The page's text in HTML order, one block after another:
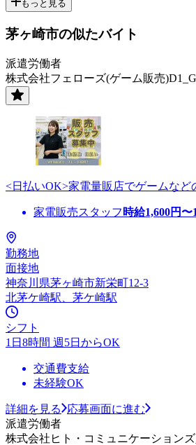
もっと見る
茅ヶ崎市の似たバイト
派遣労働者
株式会社フェローズ(ゲーム販売
<日払いOK>家電量販店でゲームな
家電販売スタッフ 時給1,600円〜
勤務地
面接地
神奈川県茅ヶ崎市新栄町12-3
北茅ケ崎駅、茅ケ崎駅
シフト
1日8時間 週5日からOK
交通費支給
未経験OK
詳細を見る
応募画面に進む
派遣労働者
株式会社ヒト・コミュニケーション